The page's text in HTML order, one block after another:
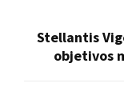
Stellantis
objetivos